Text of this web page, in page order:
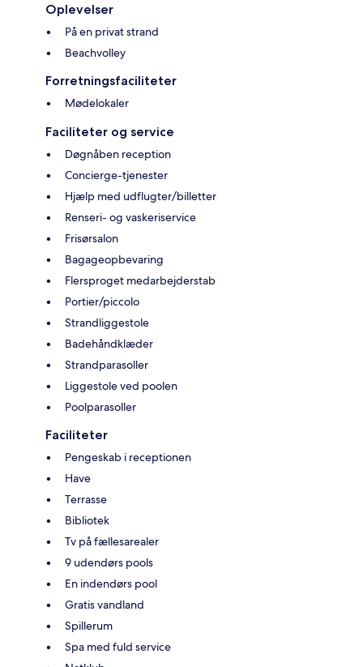
Oplevelser
På en privat strand
Beachvolley
Forretningsfaciliteter
Mødelokaler
Faciliteter og service
Døgnåben reception
Concierge-tjenester
Hjælp med udflugter/billetter
Renseri- og vaskeriservice
Frisørsalon
Bagageopbevaring
Flersproget medarbejderstab
Portier/piccolo
Strandliggestole
Badehåndklæder
Strandparasoller
Liggestole ved poolen
Poolparasoller
Faciliteter
Pengeskab i receptionen
Have
Terrasse
Bibliotek
Tv på fællesarealer
9 udendørs pools
En indendørs pool
Gratis vandland
Spillerum
Spa med fuld service